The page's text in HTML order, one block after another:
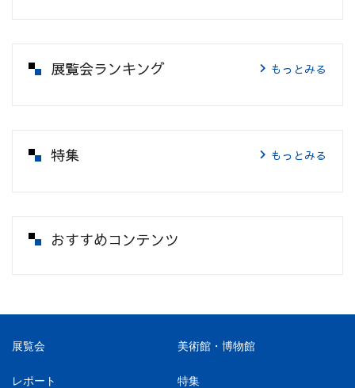
展覧会ランキング もっとみる
特集 もっとみる
おすすめコンテンツ
展覧会 美術館・博物館
レポート
特集